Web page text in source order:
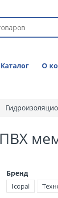
Каталог О
ПВХ
Бренд
Icopal